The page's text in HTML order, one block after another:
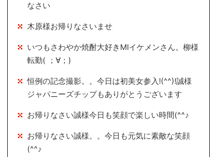
なさい
木原様お帰りなさいませ
いつもさわやか焼酎大好きMIイケメンさん。柳様
転勤( ；∀；)
恒例の記念撮影。。今日は初美女参入!(^^)!誠様
ジャパニーズチップもありがとうございます
お帰りなさい誠様今日も笑顔で楽しい時間(^^♪
お帰りなさい誠様。。今日も元気に素敵な笑顔
(^^♪